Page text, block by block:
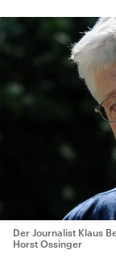
Der Journalist Klaus
Horst Ossinger